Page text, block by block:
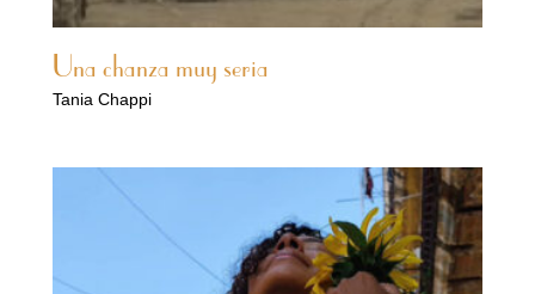
Una chanza muy seria
Tania Chappi